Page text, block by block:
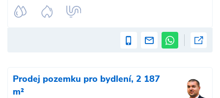
Prodej pozemku pro bydlení, 2 187
m²